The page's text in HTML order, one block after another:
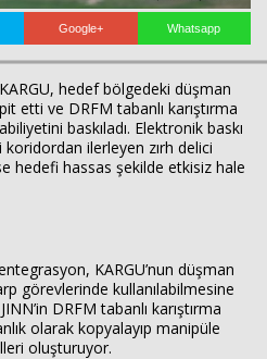
Google+ Whatsapp
hedef bölgedeki düşman
etti ve DRFM tabanlı karıştırma
baskıladı. Elektronik baskı
ilerleyen zırh delici
hedefi hassas şekilde etkisiz hale
KARGU’nun düşman
görevlerinde kullanılabilmesine
DRFM tabanlı karıştırma
olarak kopyalayıp manipüle
oluşturuyor.